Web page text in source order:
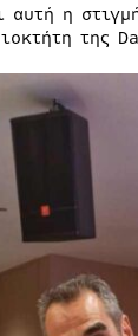
αυτή η
της